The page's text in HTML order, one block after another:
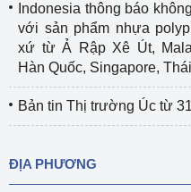
Indonesia thông báo
với sản phẩm nhựa
xứ từ Ả Rập Xê Út,
Hàn Quốc, Singapore,
Bản tin Thị trường Úc từ
ĐỊA PHƯƠNG